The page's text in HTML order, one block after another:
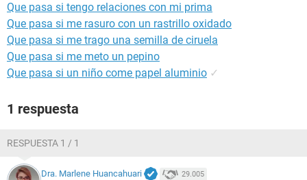
Que pasa si tengo relaciones con mi prima
Que pasa si me rasuro con un rastrillo oxidado
Que pasa si me trago una semilla de ciruela
Que pasa si me meto un pepino
Que pasa si un niño come papel aluminio ✓
1 respuesta
RESPUESTA 1 / 1
Dra. Marlene Huancahuari 29.005